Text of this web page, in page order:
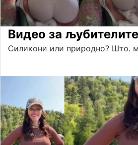
Видео за
Силикони или природно? Што.